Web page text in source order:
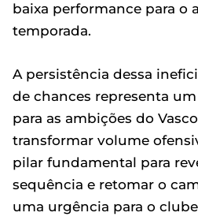
baixa performance para o
temporada.
A persistência dessa
de chances representa
para as ambições do
transformar volume
pilar fundamental para
sequência e retomar o
uma urgência para o